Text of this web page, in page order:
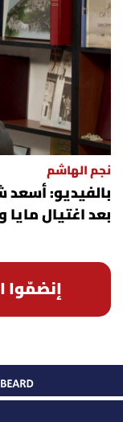
نجم الهاشم
بعد اغتيال مايا
إنضمّوا